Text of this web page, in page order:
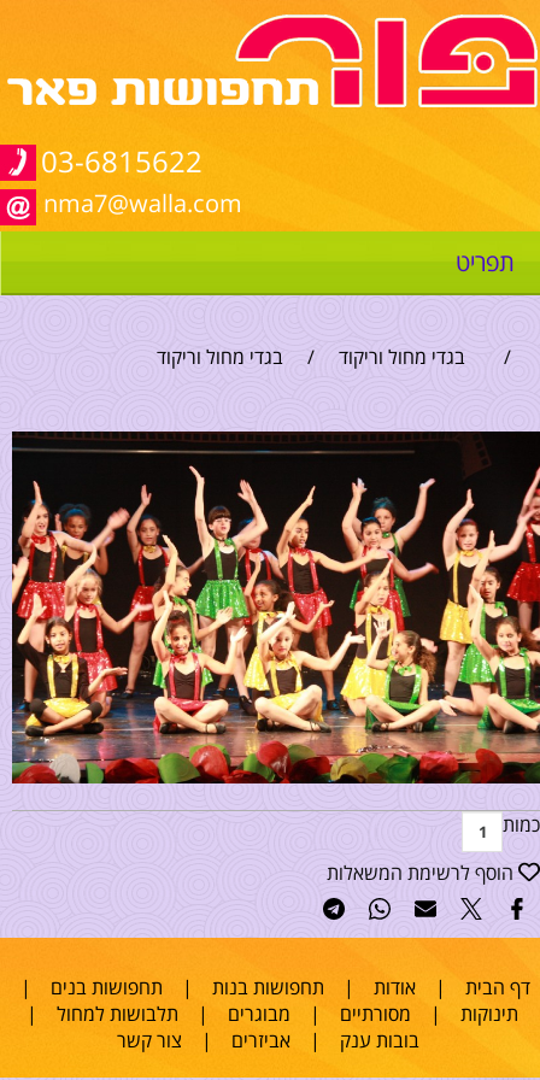
03-6815622
nma7@walla.com
תפריט
/ בגדי מחול וריקוד / בגדי מחול וריקוד
כמות
הוסף לרשימת המשאלות
דף הבית |אודות | תחפושות בנות | תחפושות בנים |
תינוקות | מסורתיים | מבוגרים | תלבושות למחול |
בובות ענק |אביזרים | צור קשר